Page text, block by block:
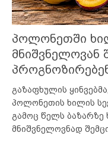
პოლონეთში
მნიშვნელოვან
გაზაფხულის
პოლონეთის ხილის
გამოც წელს
მნიშვნელოვნად